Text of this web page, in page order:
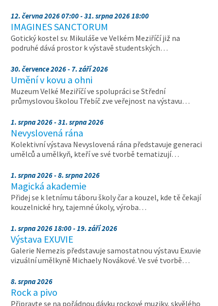
12. června 2026 07:00 - 31. srpna 2026 18:00
IMAGINES SANCTORUM
Gotický kostel sv. Mikuláše ve Velkém Meziříčí již na
podruhé dává prostor k výstavě studentských…
30. července 2026 - 7. září 2026
Umění v kovu a ohni
Muzeum Velké Meziříčí ve spolupráci se Střední
průmyslovou školou Třebíč zve veřejnost na výstavu…
1. srpna 2026 - 31. srpna 2026
Nevyslovená rána
Kolektivní výstava Nevyslovená rána představuje generaci
umělců a umělkyň, kteří ve své tvorbě tematizují…
1. srpna 2026 - 8. srpna 2026
Magická akademie
Přidej se k letnímu táboru školy čar a kouzel, kde tě čekají
kouzelnické hry, tajemné úkoly, výroba…
1. srpna 2026 18:00 - 19. září 2026
Výstava EXUVIE
Galerie Nemezis představuje samostatnou výstavu Exuvie
vizuální umělkyně Michaely Novákové. Ve své tvorbě…
8. srpna 2026
Rock a pivo
Připravte se na pořádnou dávku rockové muziky, skvělého